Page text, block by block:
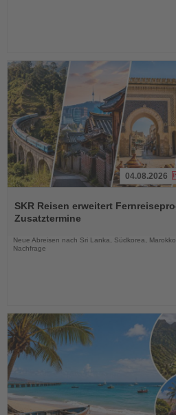
Sie
die
04.08.2026
SKR Reisen erweitert
Zusatztermine
Neue Abreisen nach Sri Lanka, Südkorea,
Nachfrage